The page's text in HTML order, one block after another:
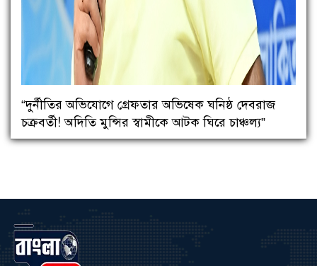
“দুর্নীতির অভিযোগে গ্রেফতার অভিষেক ঘনিষ্ঠ দেবরাজ
চক্রবর্তী! অদিতি মুন্সির স্বামীকে আটক ঘিরে চাঞ্চল্য”